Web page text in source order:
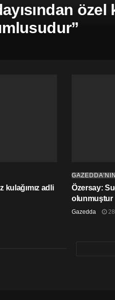
adli
Özersay:
olunmuştur
Gazedda 28